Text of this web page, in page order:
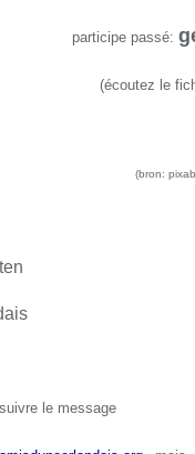
participe passé:
(écoutez le
(bron:
le message